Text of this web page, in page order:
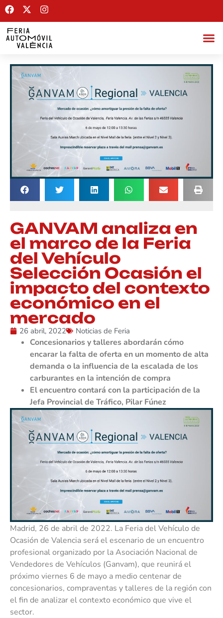
GANVAM analiza en
el marco de la Feria
del Vehículo
Selección Ocasión el
impacto del contexto
económico en el
mercado
26 abril, 2022 Noticias de Feria
Concesionarios y talleres abordarán cómo
encarar la falta de oferta en un momento de alta
demanda o la influencia de la escalada de los
carburantes en la intención de compra
El encuentro contará con la participación de la
Jefa Provincial de Tráfico, Pilar Fúnez
Madrid, 26 de abril de 2022. La Feria del Vehículo de
Ocasión de Valencia será el escenario de un encuentro
profesional organizado por la Asociación Nacional de
Vendedores de Vehículos (Ganvam), que reunirá el
próximo viernes 6 de mayo a medio centenar de
concesionarios, compraventas y talleres de la región con
el fin de analizar el contexto económico que vive el
sector.